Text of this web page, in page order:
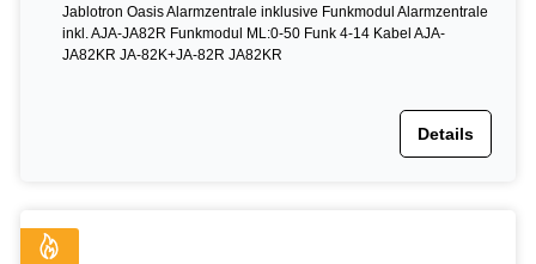
Jablotron Oasis Alarmzentrale inklusive Funkmodul Alarmzentrale
inkl. AJA-JA82R Funkmodul ML:0-50 Funk 4-14 Kabel AJA-
JA82KR JA-82K+JA-82R JA82KR
Details